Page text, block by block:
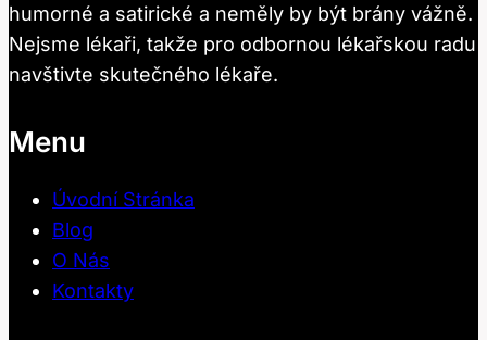
humorné a satirické a neměly by být brány vážně.
Nejsme lékaři, takže pro odbornou lékařskou radu
navštivte skutečného lékaře.
Menu
Úvodní Stránka
Blog
O Nás
Kontakty